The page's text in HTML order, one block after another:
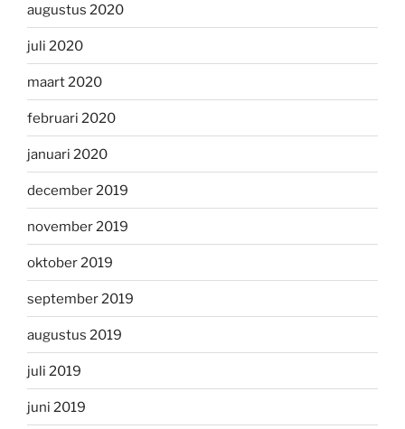
augustus 2020
juli 2020
maart 2020
februari 2020
januari 2020
december 2019
november 2019
oktober 2019
september 2019
augustus 2019
juli 2019
juni 2019